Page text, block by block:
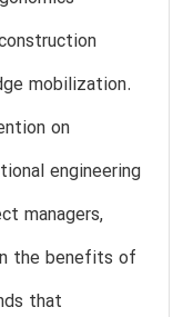
mobilization.
on
engineering
managers,
the benefits of
that